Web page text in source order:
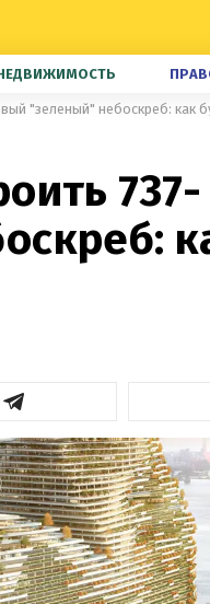
"зеленый" небоскреб: как
737-